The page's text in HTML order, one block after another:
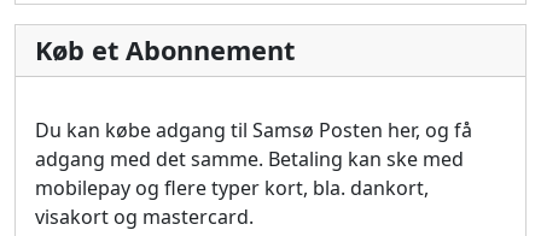
Køb et Abonnement
Du kan købe adgang til Samsø Posten her, og få
adgang med det samme. Betaling kan ske med
mobilepay og flere typer kort, bla. dankort,
visakort og mastercard.